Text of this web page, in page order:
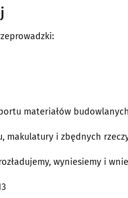
materiałów
makulatury i zbędnych
wyniesiemy i